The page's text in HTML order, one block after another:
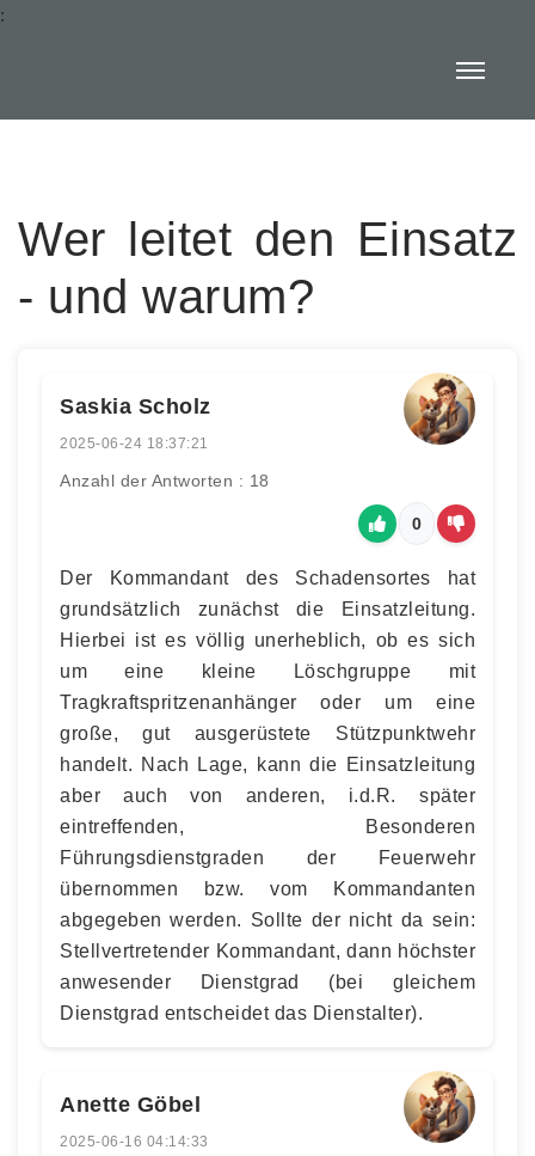
:
Wer leitet den Einsatz
- und warum?
Saskia Scholz
2025-06-24 18:37:21
Anzahl der Antworten : 18
0
Der Kommandant des Schadensortes hat
grundsätzlich zunächst die Einsatzleitung.
Hierbei ist es völlig unerheblich, ob es sich
um eine kleine Löschgruppe mit
Tragkraftspritzenanhänger oder um eine
große, gut ausgerüstete Stützpunktwehr
handelt. Nach Lage, kann die Einsatzleitung
aber auch von anderen, i.d.R. später
eintreffenden, Besonderen
Führungsdienstgraden der Feuerwehr
übernommen bzw. vom Kommandanten
abgegeben werden. Sollte der nicht da sein:
Stellvertretender Kommandant, dann höchster
anwesender Dienstgrad (bei gleichem
Dienstgrad entscheidet das Dienstalter).
Anette Göbel
2025-06-16 04:14:33